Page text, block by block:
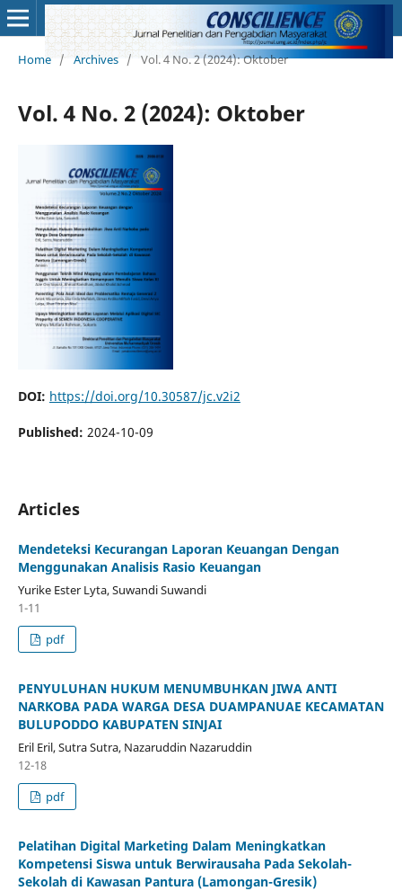
Home / Archives / Vol. 4 No. 2 (2024): Oktober
Vol. 4 No. 2 (2024): Oktober
DOI: https://doi.org/10.30587/jc.v2i2
Published: 2024-10-09
Articles
Mendeteksi Kecurangan Laporan Keuangan Dengan
Menggunakan Analisis Rasio Keuangan
Yurike Ester Lyta, Suwandi Suwandi
1-11
pdf
PENYULUHAN HUKUM MENUMBUHKAN JIWA ANTI
NARKOBA PADA WARGA DESA DUAMPANUAE KECAMATAN
BULUPODDO KABUPATEN SINJAI
Eril Eril, Sutra Sutra, Nazaruddin Nazaruddin
12-18
pdf
Pelatihan Digital Marketing Dalam Meningkatkan
Kompetensi Siswa untuk Berwirausaha Pada Sekolah-
Sekolah di Kawasan Pantura (Lamongan-Gresik)